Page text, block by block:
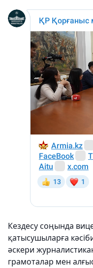
Кездесу соңында
қатысушыларға
әскери
грамоталар мен